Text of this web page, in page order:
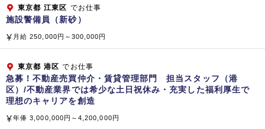
東京都 江東区 でお仕事
施設警備員（新砂）
月給 250,000円～300,000円
東京都 港区 でお仕事
急募！不動産売買仲介・賃貸管理部門 担当スタッフ（港
区）/不動産業界では希少な土日祝休み・充実した福利厚生で
理想のキャリアを創造
年俸 3,000,000円～4,200,000円